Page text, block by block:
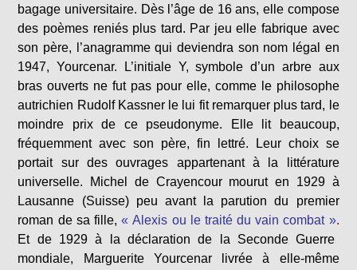
bagage universitaire. Dès l’âge de 16 ans, elle compose
des poèmes reniés plus tard. Par jeu elle fabrique avec
son père, l’anagramme qui deviendra son nom légal en
1947, Yourcenar. L’initiale Y, symbole d’un arbre aux
bras ouverts ne fut pas pour elle, comme le philosophe
autrichien Rudolf Kassner le lui fit remarquer plus tard, le
moindre prix de ce pseudonyme. Elle lit beaucoup,
fréquemment avec son père, fin lettré. Leur choix se
portait sur des ouvrages appartenant à la littérature
universelle. Michel de Crayencour mourut en 1929 à
Lausanne (Suisse) peu avant la parution du premier
roman de sa fille, « Alexis ou le traité du vain combat ».
Et de 1929 à la déclaration de la Seconde Guerre
mondiale, Marguerite Yourcenar livrée à elle-même